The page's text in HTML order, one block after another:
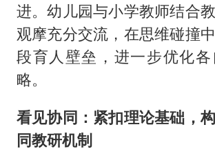
进。幼儿园与小学教师结合
观摩充分交流，在思维碰撞
段育人壁垒，进一步优化
略。
看见协同：紧扣理论基础，
同教研机制